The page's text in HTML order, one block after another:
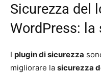
Sicurezza del
WordPress:
I plugin di sicurezza
migliorare la sicurezza